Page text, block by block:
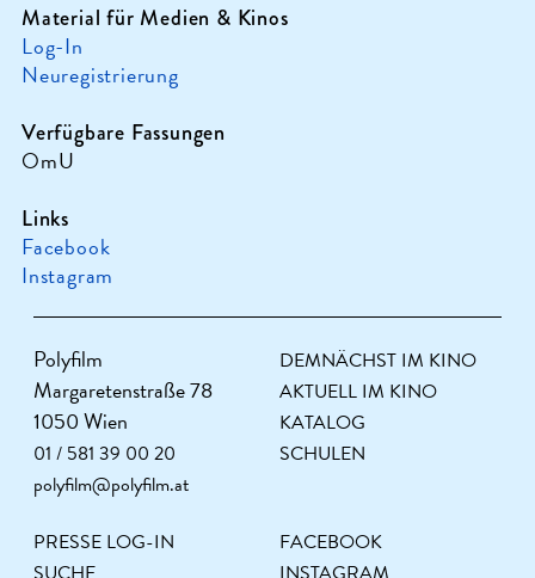
Material für Medien & Kinos
Log-In
Neuregistrierung
Verfügbare Fassungen
OmU
Links
Facebook
Instagram
Polyfilm
Margaretenstraße 78
1050 Wien
01 / 581 39 00 20
polyfilm@polyfilm.at
DEMNÄCHST IM KINO
AKTUELL IM KINO
KATALOG
SCHULEN
PRESSE LOG-IN
FACEBOOK